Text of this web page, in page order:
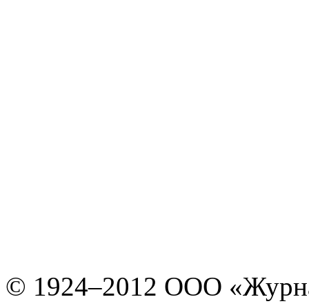
© 1924–2012 ООО